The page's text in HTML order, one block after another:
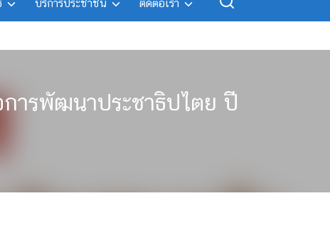
บริการประชาชน ติดต่อเรา
การพัฒนาประชาธิปไตย ปี